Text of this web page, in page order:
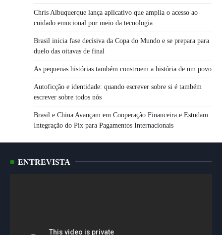
Chris Albuquerque lança aplicativo que amplia o acesso ao
cuidado emocional por meio da tecnologia
Brasil inicia fase decisiva da Copa do Mundo e se prepara para
duelo das oitavas de final
As pequenas histórias também constroem a história de um povo
Autoficção e identidade: quando escrever sobre si é também
escrever sobre todos nós
Brasil e China Avançam em Cooperação Financeira e Estudam
Integração do Pix para Pagamentos Internacionais
ENTREVISTA